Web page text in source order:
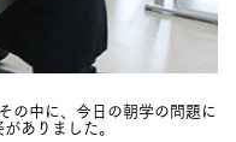
の中に、今日の朝学の問題に
ありました。